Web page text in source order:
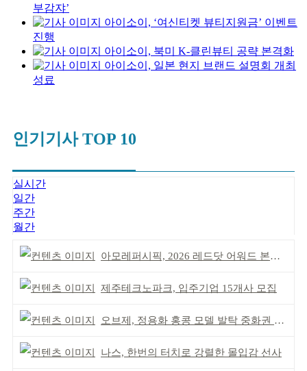
부감쟈’
아이소이, ‘여신티켓 뷰티지원금’ 이벤트
진행
아이소이, 북미 K-클린뷰티 공략 본격화
아이소이, 일본 현지 브랜드 설명회 개최
성료
인기기사 TOP 10
실시간
일간
주간
월간
아모레퍼시픽, 2026 레드닷 어워드 본상 2개 수상
제주테크노파크, 입주기업 15개사 모집
오브제, 정용화 홍콩 모델 발탁 중화권 공략 강화
나스, 한번의 터치로 강렬한 몰입감 선사